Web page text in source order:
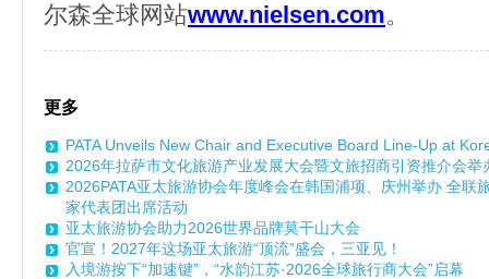
尔森全球网站www.nielsen.com。
更多
PATA Unveils New Chair and Executive Board Line-Up at
2026年拉萨市文化旅游产业发展大会暨文旅招商引资推介会举
2026PATA亚太旅游协会年度峰会在韩国浦项、庆州举办 全联
家代表团出席活动
亚太旅游协会助力2026世界品牌莫干山大会
官宣！2027年这场亚太旅游“顶流”盛会，三亚见！
入境游按下“加速键”，“水韵江苏·2026全球旅行商大会”启幕